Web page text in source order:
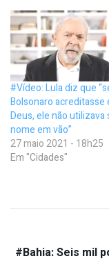
#Vídeo: Lula diz que
Bolsonaro acreditasse
Deus, ele não utilizava
nome em vão”
27 maio 2021 - 18h25
Em "Cidades"
#Bahia: Seis mil